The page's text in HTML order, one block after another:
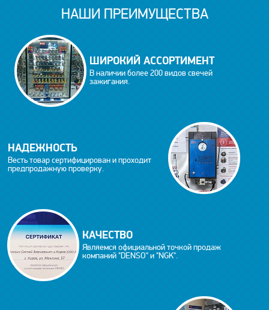
НАШИ ПРЕИМУЩЕСТВА
ШИРОКИЙ АССОРТИМЕНТ
В наличии более 200 видов свечей
зажигания.
НАДЕЖНОСТЬ
Весть товар сертифицирован и проходит
предпродажную проверку.
КАЧЕСТВО
Являемся официальной точкой продаж
компаний "DENSO" и "NGK".